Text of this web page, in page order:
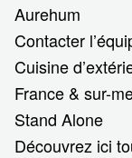
Aurehum
Contacter
Cuisine
France & sur-
Stand Alone
Découvrez ici